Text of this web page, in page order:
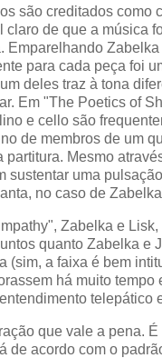
são creditados como
claro de que a música
Emparelhando Zabelka
para cada peça foi
deles traz à tona
Em "The Poetics of
e cello são
de membros de um
partitura. Mesmo
sustentar uma
no caso de
Zabelka e Lisk,
quanto Zabelka e
(sim, a faixa é bem
há muito tempo
telepático
que vale a pena.
de acordo com o